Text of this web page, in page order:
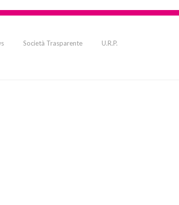
Società Trasparente U.R.P.